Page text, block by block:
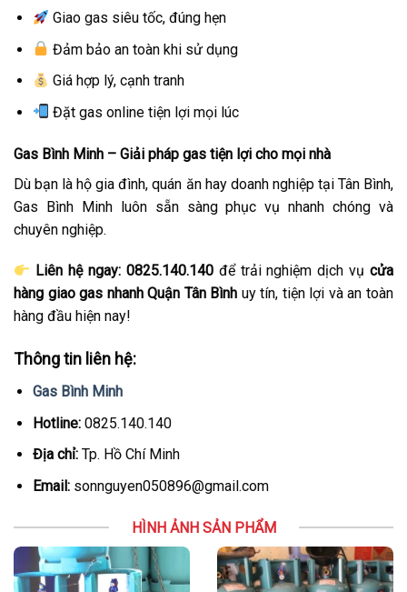
Giao gas siêu tốc, đúng hẹn
Đảm bảo an toàn khi sử dụng
Giá hợp lý, cạnh tranh
Đặt gas online tiện lợi mọi lúc
Gas Bình Minh – Giải pháp gas tiện lợi cho mọi nhà
Dù bạn là hộ gia đình, quán ăn hay doanh nghiệp tại Tân Bình,
Gas Bình Minh luôn sẵn sàng phục vụ nhanh chóng và
chuyên nghiệp.
Liên hệ ngay: 0825.140.140để trải nghiệm dịch vụcửa
hàng giao gas nhanh Quận Tân Bình uy tín, tiện lợi và an toàn
hàng đầu hiện nay!
Thông tin liên hệ:
Gas Bình Minh
Hotline:0825.140.140
Địa chỉ:Tp. Hồ Chí Minh
Email:sonnguyen050896@gmail.com
HÌNH ẢNH SẢN PHẨM